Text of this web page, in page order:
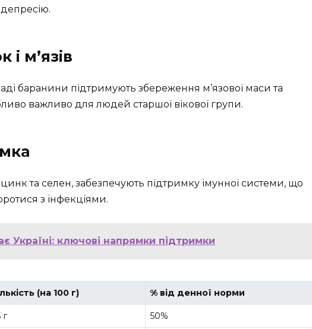
і м’язів
баранини підтримують збереження м’язової маси та
важливо для людей старшої вікової групи.
та селен, забезпечують підтримку імунної системи, що
з інфекціями.
Україні: ключові напрямки підтримки
(на 100 г) % від денної норми
г 50%